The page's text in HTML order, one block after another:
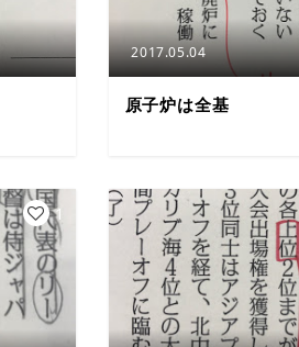
2017.05.04
原子炉は全基
1